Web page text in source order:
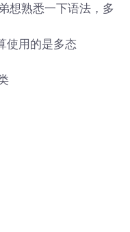
想熟悉一下语法，多
使用的是多态